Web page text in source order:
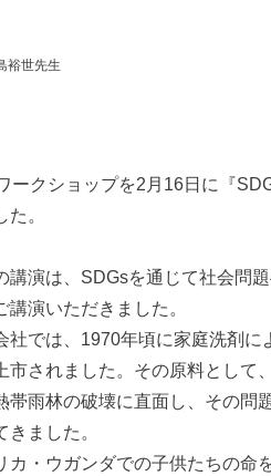
裕世先生
ークショップを2月16日に『
。
演は、SDGsを通じて社会問
講演いただきました。
では、1970年頃に家庭洗剤に
市されました。その原料として
帯雨林の破壊に直面し、その問
ました。
・ウガンダでの子供たちの命